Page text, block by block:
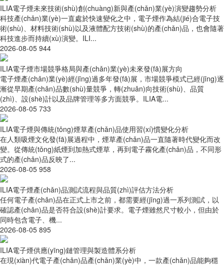
ILIA電子煙未來技術(shù)創(chuàng)新與產(chǎn)業(yè)演變趨勢分析
科技產(chǎn)業(yè)一直處於快速變化之中，電子煙作為結(jié)合電子技
術(shù)、材料技術(shù)以及液體配方技術(shù)的產(chǎn)品，也會隨著
科技進步而持續(xù)演變。ILI...
2026-08-05 944
ILIA電子煙市場競爭格局與產(chǎn)業(yè)未來發(fā)展方向
電子煙產(chǎn)業(yè)經(jīng)過多年發(fā)展，市場競爭模式已經(jīng)逐
漸從早期產(chǎn)品數(shù)量競爭，轉(zhuǎn)向技術(shù)、品質
(zhì)、設(shè)計以及品牌管理等多方面競爭。ILIA電...
2026-08-05 733
ILIA電子煙與傳統(tǒng)煙草產(chǎn)品使用習(xí)慣變化分析
在人類吸煙文化發(fā)展過程中，煙草產(chǎn)品一直隨著時代變化而改
變。從傳統(tǒng)紙煙到加熱式煙草，再到電子霧化產(chǎn)品，不同形
式的產(chǎn)品反映了...
2026-08-05 958
ILIA電子煙產(chǎn)品測試流程與品質(zhì)評估方法分析
任何電子產(chǎn)品在正式上市之前，都需要經(jīng)過一系列測試，以
確認產(chǎn)品是否符合設(shè)計要求。電子煙雖然尺寸較小，但由於
同時包含電子、機...
2026-08-05 895
ILIA電子煙供應(yīng)鏈管理與製造體系分析
在現(xiàn)代電子產(chǎn)品產(chǎn)業(yè)中，一款產(chǎn)品能夠穩